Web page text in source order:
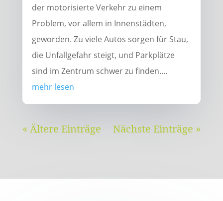
der motorisierte Verkehr zu einem
Problem, vor allem in Innenstädten,
geworden. Zu viele Autos sorgen für Stau,
die Unfallgefahr steigt, und Parkplätze
sind im Zentrum schwer zu finden....
mehr lesen
« Ältere Einträge Nächste Einträge »